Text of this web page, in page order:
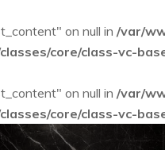
on null in /var/
core/class-vc-
on null in /var/
core/class-vc-